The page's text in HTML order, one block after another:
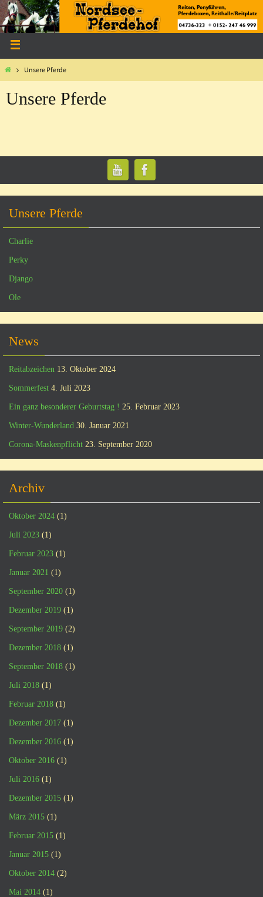
Unsere Pferde
Unsere Pferde
Unsere Pferde
Charlie
Perky
Django
Ole
News
Reitabzeichen 13. Oktober 2024
Sommerfest 4. Juli 2023
Ein ganz besonderer Geburtstag ! 25. Februar 2023
Winter-Wunderland 30. Januar 2021
Corona-Maskenpflicht 23. September 2020
Archiv
Oktober 2024 (1)
Juli 2023 (1)
Februar 2023 (1)
Januar 2021 (1)
September 2020 (1)
Dezember 2019 (1)
September 2019 (2)
Dezember 2018 (1)
September 2018 (1)
Juli 2018 (1)
Februar 2018 (1)
Dezember 2017 (1)
Dezember 2016 (1)
Oktober 2016 (1)
Juli 2016 (1)
Dezember 2015 (1)
März 2015 (1)
Februar 2015 (1)
Januar 2015 (1)
Oktober 2014 (2)
Mai 2014 (1)